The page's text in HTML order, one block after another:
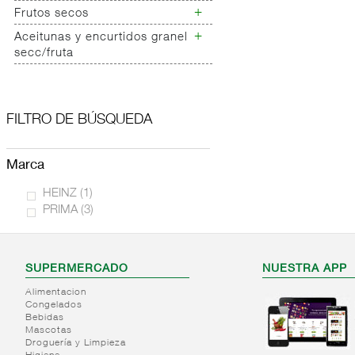
Garbanzos torraos
Maiz tostado
Maiz para palomitas
Frutos secos /fruta
deshidrata ecologico
barritas
Especias carniceria
Huevos
Frutos secos +
Frutos secos
Aceitunas y encurtidos granel
secc/fruta
+
FILTRO DE BÚSQUEDA
marca
HEINZ (1)
PRIMA (3)
SUPERMERCADO
Alimentacion
Congelados
Bebidas
Mascotas
Droguería y Limpieza
NUESTRA APP